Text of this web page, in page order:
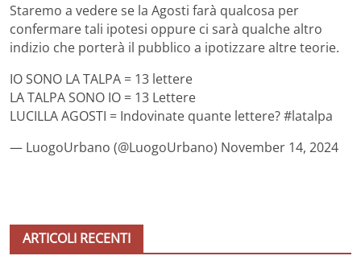
Staremo a vedere se la Agosti farà qualcosa per
confermare tali ipotesi oppure ci sarà qualche altro
indizio che porterà il pubblico a ipotizzare altre teorie.
IO SONO LA TALPA = 13 lettere
LA TALPA SONO IO = 13 Lettere
LUCILLA AGOSTI = Indovinate quante lettere? #latalpa
— LuogoUrbano (@LuogoUrbano) November 14, 2024
ARTICOLI RECENTI